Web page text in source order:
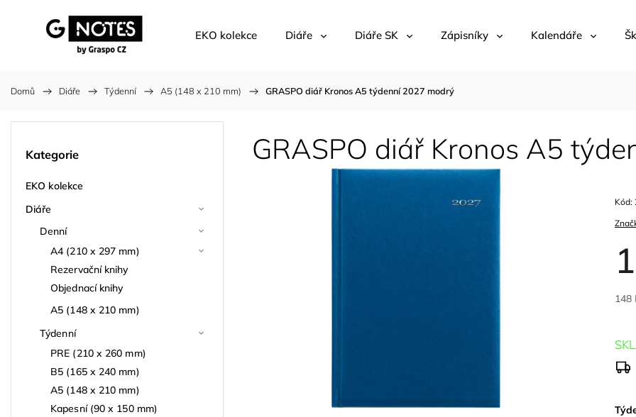
EKO kolekce Diáře Diáře SK Zápisníky Kalendáře
Domů / Diáře / Týdenní / A5 (148 x 210 mm) / GRASPO diář Kronos A5 týdenní 2027 modrý
Kategorie
EKO kolekce
Diáře
Denní
A4 (210 x 297 mm)
Rezervační knihy
Objednací knihy
A5 (148 x 210 mm)
Týdenní
PRE (210 x 260 mm)
B5 (165 x 240 mm)
A5 (148 x 210 mm)
Kapesní (90 x 150 mm)
GRASPO diář Kronos A5
148
Kód: